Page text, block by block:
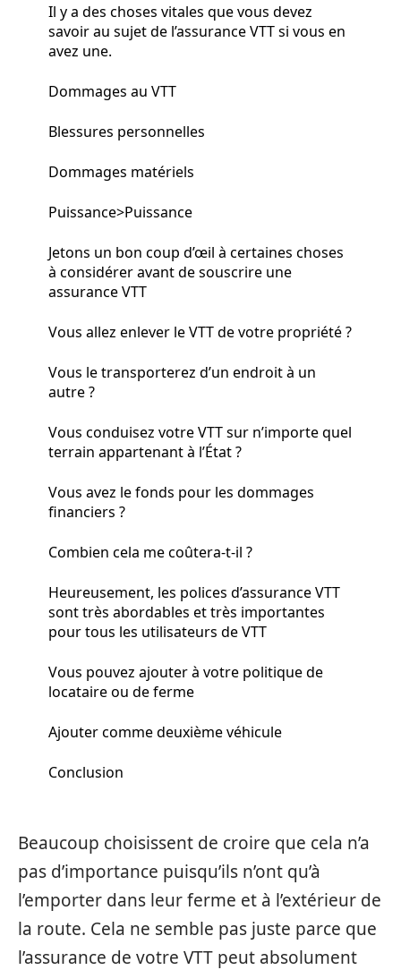
Il y a des choses vitales que vous devez
savoir au sujet de l’assurance VTT si vous en
avez une.
Dommages au VTT
Blessures personnelles
Dommages matériels
Puissance>Puissance
Jetons un bon coup d’œil à certaines choses
à considérer avant de souscrire une
assurance VTT
Vous allez enlever le VTT de votre propriété ?
Vous le transporterez d’un endroit à un
autre ?
Vous conduisez votre VTT sur n’importe quel
terrain appartenant à l’État ?
Vous avez le fonds pour les dommages
financiers ?
Combien cela me coûtera-t-il ?
Heureusement, les polices d’assurance VTT
sont très abordables et très importantes
pour tous les utilisateurs de VTT
Vous pouvez ajouter à votre politique de
locataire ou de ferme
Ajouter comme deuxième véhicule
Conclusion
Beaucoup choisissent de croire que cela n’a
pas d’importance puisqu’ils n’ont qu’à
l’emporter dans leur ferme et à l’extérieur de
la route. Cela ne semble pas juste parce que
l’assurance de votre VTT peut absolument